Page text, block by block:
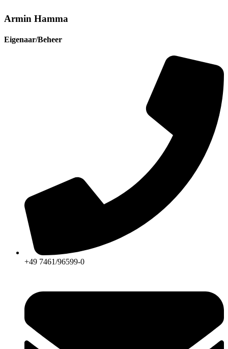
Armin Hamma
Eigenaar/Beheer
+49 7461/96599-0